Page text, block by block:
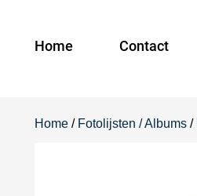
Home Contact
Home / Fotolijsten / Albums /